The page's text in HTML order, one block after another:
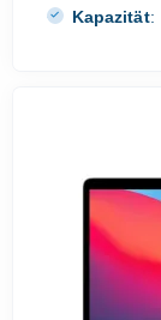
Kapazität: